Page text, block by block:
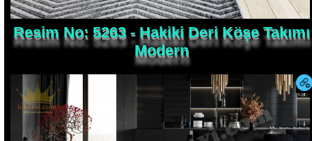
Resim No: 5263 - Hakiki Deri Köşe Takımı
Modern